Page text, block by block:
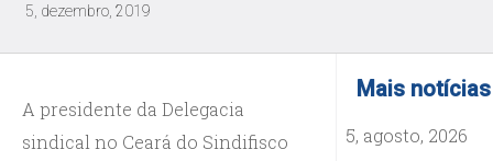
5, dezembro, 2019
A presidente da Delegacia
sindical no Ceará do Sindifisco
Mais notícias
5, agosto, 2026